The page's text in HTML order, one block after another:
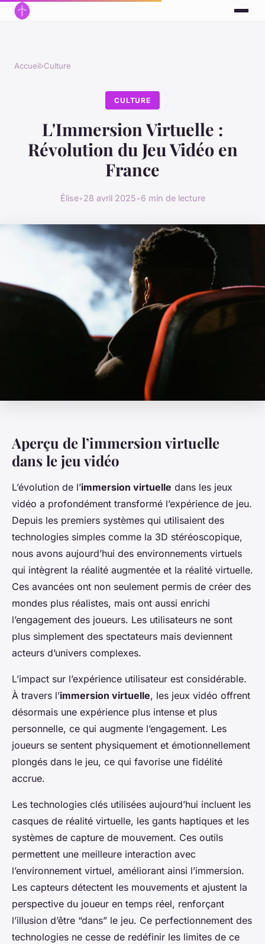
Accueil›Culture
CULTURE
L'Immersion Virtuelle :
Révolution du Jeu Vidéo en
France
Élise•28 avril 2025•6 min de lecture
Aperçu de l’immersion virtuelle
dans le jeu vidéo
L’évolution de l’immersion virtuelle dans les jeux
vidéo a profondément transformé l’expérience de jeu.
Depuis les premiers systèmes qui utilisaient des
technologies simples comme la 3D stéréoscopique,
nous avons aujourd’hui des environnements virtuels
qui intègrent la réalité augmentée et la réalité virtuelle.
Ces avancées ont non seulement permis de créer des
mondes plus réalistes, mais ont aussi enrichi
l’engagement des joueurs. Les utilisateurs ne sont
plus simplement des spectateurs mais deviennent
acteurs d’univers complexes.
L’impact sur l’expérience utilisateur est considérable.
À travers l’immersion virtuelle, les jeux vidéo offrent
désormais une expérience plus intense et plus
personnelle, ce qui augmente l’engagement. Les
joueurs se sentent physiquement et émotionnellement
plongés dans le jeu, ce qui favorise une fidélité
accrue.
Les technologies clés utilisées aujourd’hui incluent les
casques de réalité virtuelle, les gants haptiques et les
systèmes de capture de mouvement. Ces outils
permettent une meilleure interaction avec
l’environnement virtuel, améliorant ainsi l’immersion.
Les capteurs détectent les mouvements et ajustent la
perspective du joueur en temps réel, renforçant
l’illusion d’être “dans” le jeu. Ce perfectionnement des
technologies ne cesse de redéfinir les limites de ce